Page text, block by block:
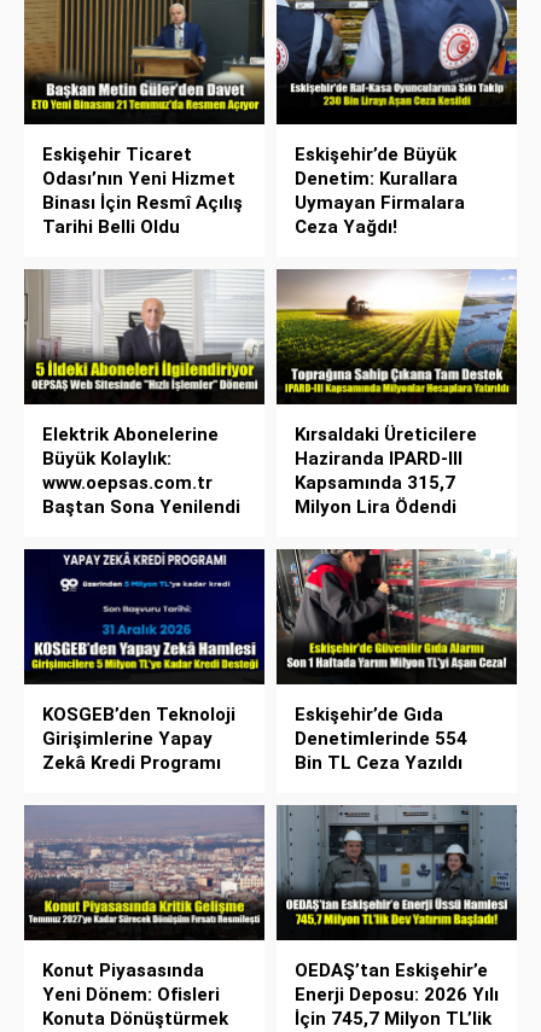
Eskişehir Ticaret
Odası’nın Yeni Hizmet
Binası İçin Resmî Açılış
Tarihi Belli Oldu
Eskişehir’de Büyük
Denetim: Kurallara
Uymayan Firmalara
Ceza Yağdı!
Elektrik Abonelerine
Büyük Kolaylık:
www.oepsas.com.tr
Baştan Sona Yenilendi
Kırsaldaki Üreticilere
Haziranda IPARD-III
Kapsamında 315,7
Milyon Lira Ödendi
KOSGEB’den Teknoloji
Girişimlerine Yapay
Zekâ Kredi Programı
Eskişehir’de Gıda
Denetimlerinde 554
Bin TL Ceza Yazıldı
Konut Piyasasında
Yeni Dönem: Ofisleri
Konuta Dönüştürmek
OEDAŞ’tan Eskişehir’e
Enerji Deposu: 2026 Yılı
İçin 745,7 Milyon TL’lik